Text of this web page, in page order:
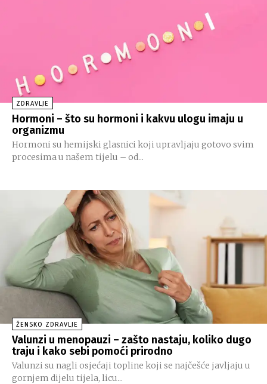
ZDRAVLJE
Hormoni – što su hormoni i kakvu ulogu imaju u
organizmu
Hormoni su hemijski glasnici koji upravljaju gotovo svim
procesima u našem tijelu – od...
ŽENSKO ZDRAVLJE
Valunzi u menopauzi – zašto nastaju, koliko dugo
traju i kako sebi pomoći prirodno
Valunzi su nagli osjećaji topline koji se najčešće javljaju u
gornjem dijelu tijela, licu...